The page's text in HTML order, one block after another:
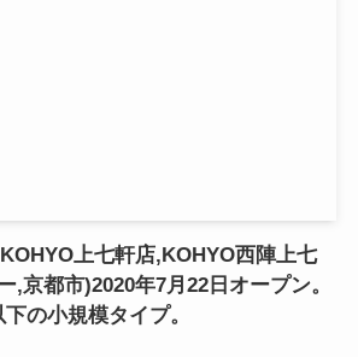
上七軒店,KOHYO西陣上七
,京都市)2020年7月22日オープン。
の小規模タイプ。